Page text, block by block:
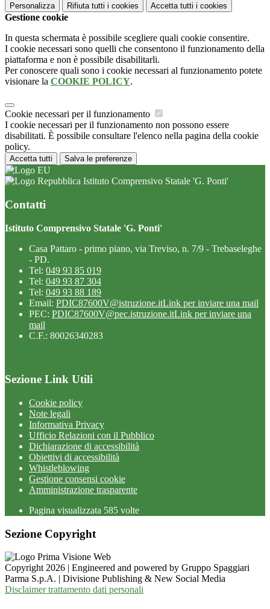
Personalizza Rifiuta tutti i cookies Accetta tutti i cookies
Gestione cookie
In questa schermata è possibile scegliere quali cookie consentire.
I cookie necessari sono quelli che consentono il funzionamento della
piattaforma e non è possibile disabilitarli.
Per conoscere quali sono i cookie necessari al funzionamento potete
visionare la COOKIE POLICY.
Cookie necessari per il funzionamento
I cookie necessari per il funzionamento non possono essere
disabilitati. È possibile consultare l'elenco nella pagina della cookie
policy.
Accetta tutti Salva le preferenze
Istituto Comprensivo Statale 'G. Ponti'
Contatti
Istituto Comprensivo Statale 'G. Ponti'
Casa Pattaro - primo piano, via Treviso, n. 7/9 - Trebaseleghe
- PD.
Tel: 049 93 85 019
Tel: 049 93 87 304
Tel: 049 93 88 189
Email: PDIC87600V@istruzione.itLink per inviare una mail
PEC: PDIC87600V@pec.istruzione.itLink per inviare una
mail
C.F.: 80026340283
Sezione Link Utili
Cookie policy
Note legali
Informativa Privacy
Ufficio Relazioni con il Pubblico
Dichiarazione di accessibilità
Obiettivi di accessibilità
Whistleblowing
Gestione consensi cookie
Amministrazione trasparente
Pagina visualizzata 585 volte
Sezione Copyright
Copyright 2026 | Engineered and powered by Gruppo Spaggiari
Parma S.p.A. | Divisione Publishing & New Social Media
Disclaimer trattamento dati personali